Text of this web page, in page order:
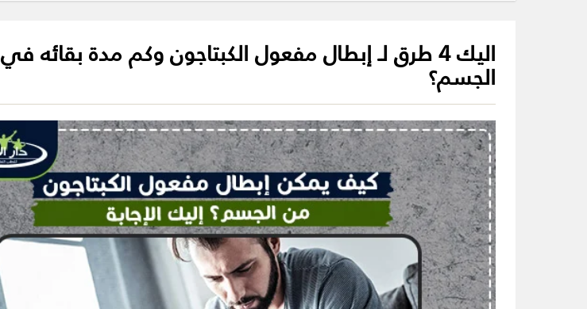
اليك 4 طرق لـ إبطال مفعول الكبتاجون وكم مدة بقائه في
الجسم؟